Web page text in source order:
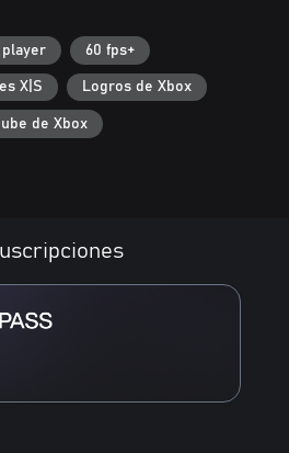
60 fps+
X|S Logros de Xbox
de Xbox